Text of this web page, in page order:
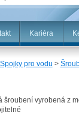
Kariéra
Spojky pro vodu >
šroubení vyrobená z